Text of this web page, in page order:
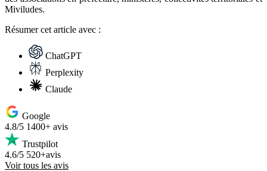
Miviludes.
Résumercet article avec :
ChatGPT
Perplexity
Claude
Google
4.8/5 1400+ avis
Trustpilot
4.6/5 520+avis
Voir tous les avis